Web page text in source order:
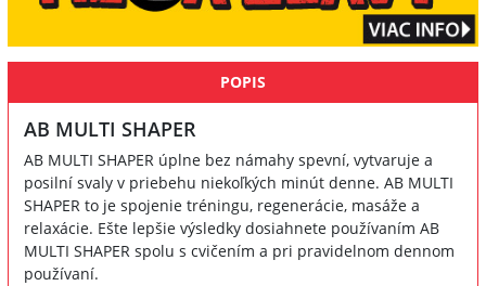
POPIS
AB MULTI SHAPER
AB MULTI SHAPER úplne bez námahy spevní, vytvaruje a
posilní svaly v priebehu niekoľkých minút denne. AB MULTI
SHAPER to je spojenie tréningu, regenerácie, masáže a
relaxácie. Ešte lepšie výsledky dosiahnete používaním AB
MULTI SHAPER spolu s cvičením a pri pravidelnom dennom
používaní.